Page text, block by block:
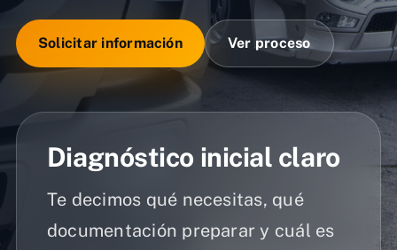
Solicitar información Ver proceso
Diagnóstico inicial claro
Te decimos qué necesitas, qué
documentación preparar y cuál es